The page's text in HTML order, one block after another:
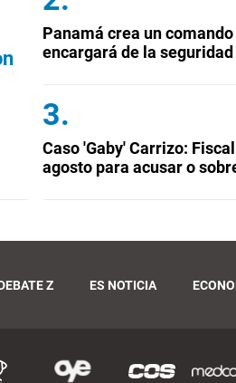
Panamá crea un
encargará de la
Caso 'Gaby' Carrizo:
agosto para acusar o
Z ES NOTICIA